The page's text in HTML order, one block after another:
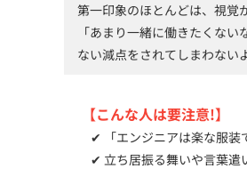
第一印象のほとんどは、視覚
「あまり一緒に働きたくな
ない減点をされてしまわない
【こんな人は要注意!】
✔ 「エンジニアは楽な服装
✔ 立ち居振る舞いや言葉遣